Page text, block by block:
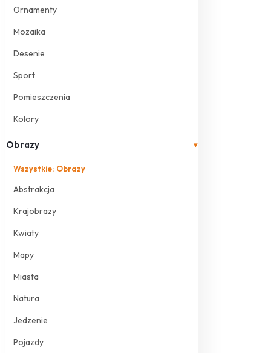
Ornamenty
Mozaika
Desenie
Sport
Pomieszczenia
Kolory
Obrazy ▾
Wszystkie: Obrazy
Abstrakcja
Krajobrazy
Kwiaty
Mapy
Miasta
Natura
Jedzenie
Pojazdy